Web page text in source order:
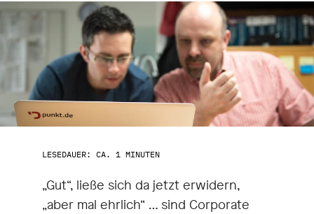
LESEDAUER: CA. 1 MINUTEN
„Gut“, ließe sich da jetzt erwidern,
„aber mal ehrlich“ … sind Corporate